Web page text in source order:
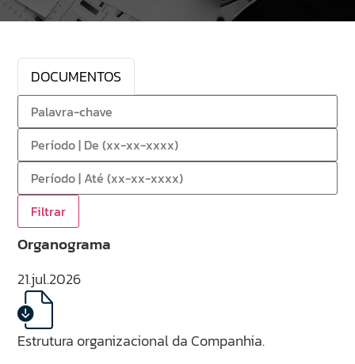
DOCUMENTOS
Organograma
21.jul.2026
Estrutura organizacional da Companhia.